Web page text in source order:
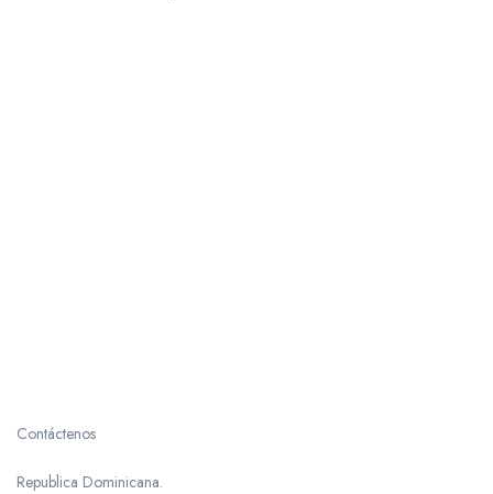
Contáctenos
Republica Dominicana.